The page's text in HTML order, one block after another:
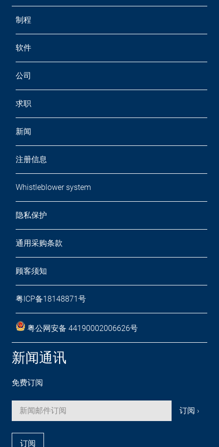
制程
软件
公司
求职
新闻
注册信息
Whistleblower system
隐私保护
通用采购条款
顾客须知
粤ICP备18148871号
粤公网安备 44190002006626号
新闻通讯
免费订阅
订阅